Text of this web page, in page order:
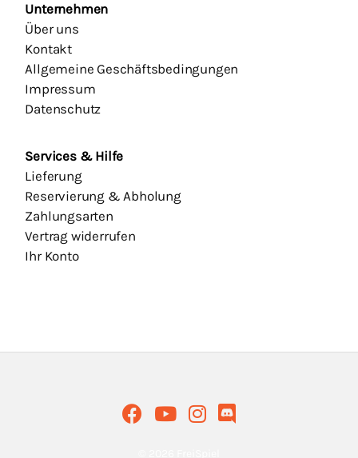
Unternehmen
Über uns
Kontakt
Allgemeine Geschäftsbedingungen
Impressum
Datenschutz
Services & Hilfe
Lieferung
Reservierung & Abholung
Zahlungsarten
Vertrag widerrufen
Ihr Konto